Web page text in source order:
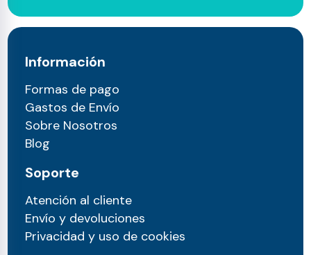
Información
Formas de pago
Gastos de Envío
Sobre Nosotros
Blog
Soporte
Atención al cliente
Envío y devoluciones
Privacidad y uso de cookies